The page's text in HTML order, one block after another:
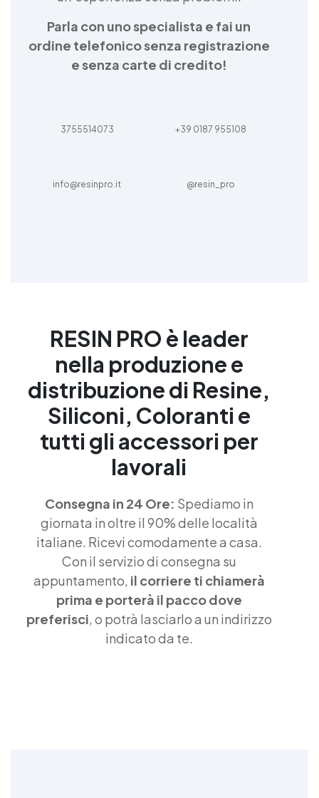
Parla con uno specialista e fai un
ordine telefonico senza registrazione
e senza carte di credito!
3755514073 +39 0187 955108
info@resinpro.it @resin_pro
RESIN PRO è leader
nella produzione e
distribuzione di Resine,
Siliconi, Coloranti e
tutti gli accessori per
lavorali
Consegna in 24 Ore: Spediamo in
giornata in oltre il 90% delle località
italiane. Ricevi comodamente a casa.
Con il servizio di consegna su
appuntamento, il corriere ti chiamerà
prima e porterà il pacco dove
preferisci, o potrà lasciarlo a un indirizzo
indicato da te.